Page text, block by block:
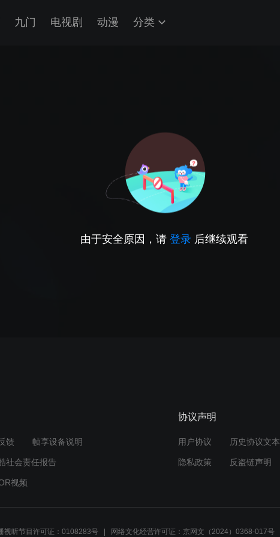
九门 电视剧 动漫 分类
由于安全原因，请 登录 后继续观看
馈 帧享设备说明
社会责任报告
视频
协议声明
用户协议 历史协议文本
隐私政策 反盗链声明
视听节目许可证：0108283号 网络文化经营许可证：京网文（2024）0368-017号